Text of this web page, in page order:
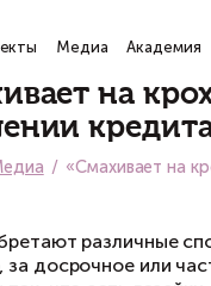
Услуги Проекты
4 мая, 2021